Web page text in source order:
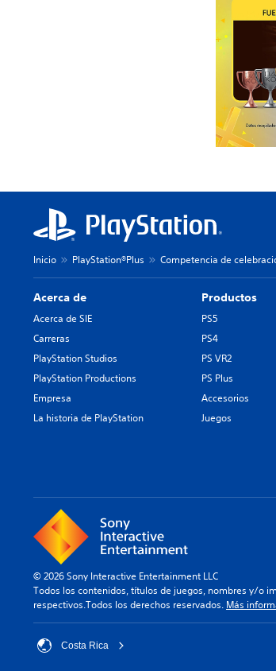
Inicio PlayStation®Plus Competencia de
Acerca de
Acerca de SIE
Carreras
PlayStation Studios
PlayStation Productions
Empresa
La historia de PlayStation
Productos
PS5
PS4
PS VR2
PS Plus
Accesorios
Juegos
© 2026 Sony Interactive Entertainment LLC
Todos los contenidos, títulos de juegos, nombres y/o
respectivos.Todos los derechos reservados. Más
Costa Rica